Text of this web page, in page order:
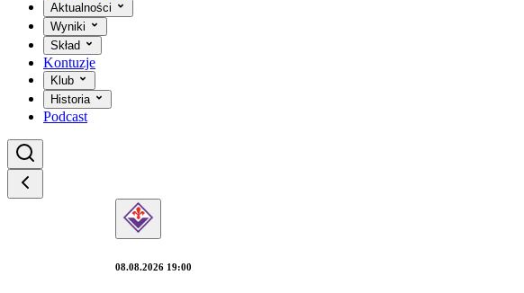
Aktualności
Wyniki
Skład
Kontuzje
Klub
Historia
Podcast
08.08.2026 19:00